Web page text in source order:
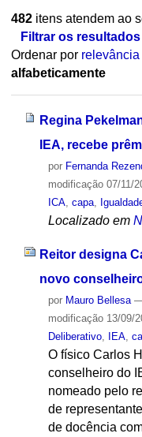
482itens atendem ao
Filtrar os resultados
Ordenar por relevância
alfabeticamente
Regina
IEA, recebe
por Fernanda
modificação07/11/
ICA, capa,
Localizado em
Reitor designa
novo
por Mauro Bellesa
modificação13/09/
Deliberativo, IEA,
O físico Carlos
conselheiro do
nomeado pelo
de
de docência